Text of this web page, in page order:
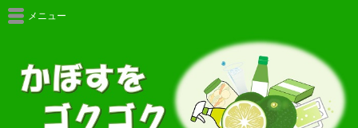
メニュー